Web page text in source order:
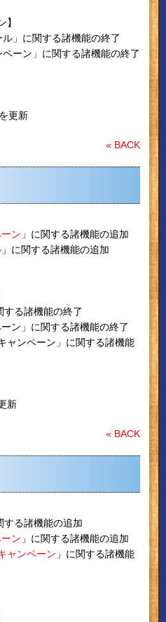
」に関する諸機能の終了
ーン」に関する諸機能の終了
更新
« BACK
ン 」に関する諸機能の追加
」に関する諸機能の追加
る諸機能の終了
ン」に関する諸機能の終了
ャンペーン」に関する諸機能
新
« BACK
する諸機能の追加
ン 」に関する諸機能の追加
ャンペーン 」に関する諸機能